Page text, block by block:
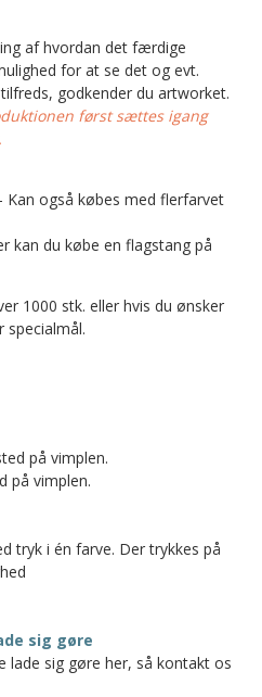
af hvordan det færdige
for at se det og evt.
godkender du artworket.
først sættes igang
- Kan også købes med flerfarvet
kan du købe en flagstang på
1000 stk. eller hvis du ønsker
specialmål.
på vimplen.
på vimplen.
tryk i én farve. Der trykkes på
sig gøre
lade sig gøre her, så kontakt os